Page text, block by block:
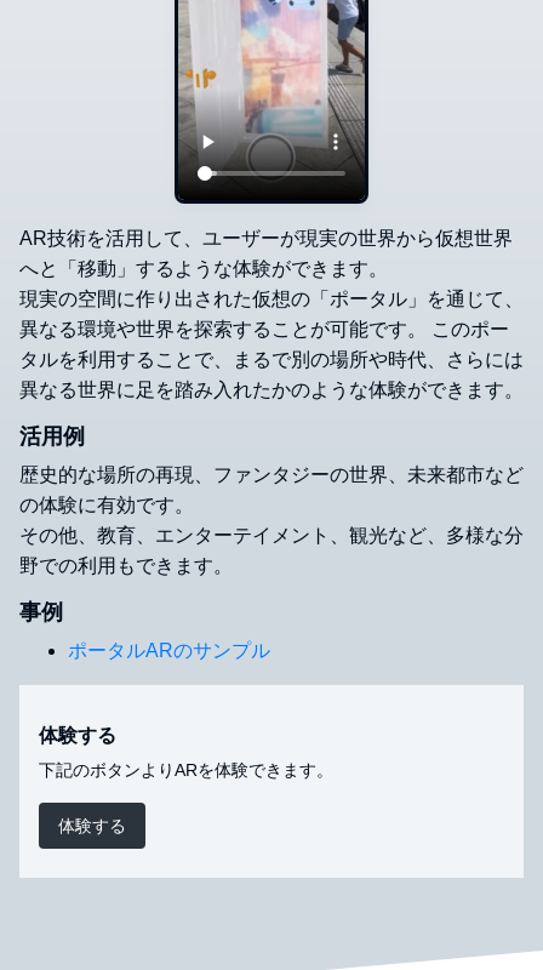
AR技術を活用して、ユーザーが現実の世界から仮想世界
へと「移動」するような体験ができます。
現実の空間に作り出された仮想の「ポータル」を通じて、
異なる環境や世界を探索することが可能です。 このポー
タルを利用することで、まるで別の場所や時代、さらには
異なる世界に足を踏み入れたかのような体験ができます。
活用例
歴史的な場所の再現、ファンタジーの世界、未来都市など
の体験に有効です。
その他、教育、エンターテイメント、観光など、多様な分
野での利用もできます。
事例
ポータルARのサンプル
体験する
下記のボタンよりARを体験できます。
体験する